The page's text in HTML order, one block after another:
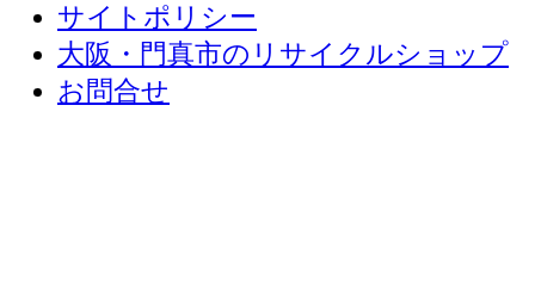
サイトポリシー
大阪・門真市のリサイクルショップ
お問合せ